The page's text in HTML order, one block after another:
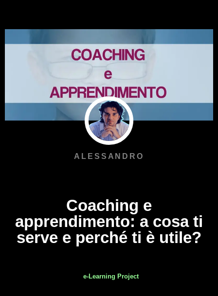
ALESSANDRO
Coaching e
apprendimento: a cosa ti
serve e perché ti è utile?
e-Learning Project